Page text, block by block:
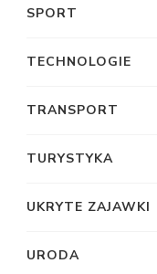
SPORT
TECHNOLOGIE
TRANSPORT
TURYSTYKA
UKRYTE ZAJAWKI
URODA